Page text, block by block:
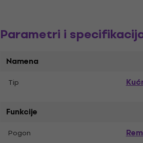
Parametri i
Namena
Tip
Funkcije
Pogon